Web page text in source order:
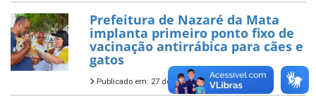
Prefeitura de Nazaré da Mata
implanta primeiro ponto fixo de
vacinação antirrábica para cães e
gatos
Publicado em: 27 de julho de 2026